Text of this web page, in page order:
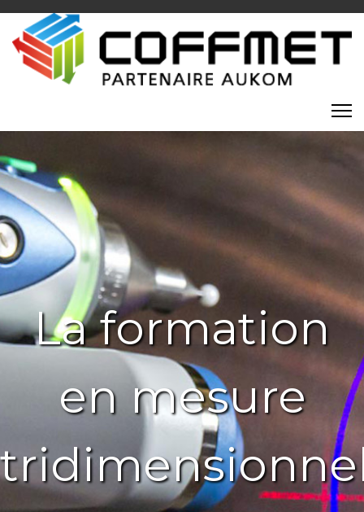
La formation
en mesure